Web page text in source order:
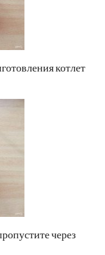
котлет
через